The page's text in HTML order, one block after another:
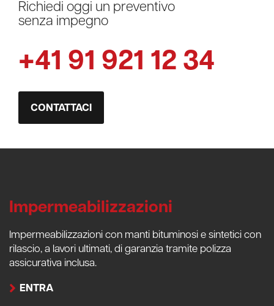
Richiedi oggi un preventivo
senza impegno
+41 91 921 12 34
CONTATTACI
Impermeabilizzazioni
Impermeabilizzazioni con manti bituminosi e sintetici con
rilascio, a lavori ultimati, di garanzia tramite polizza
assicurativa inclusa.
ENTRA